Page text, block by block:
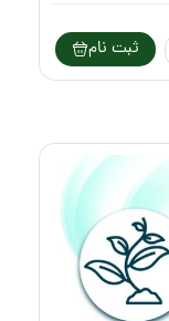
ثبت نام